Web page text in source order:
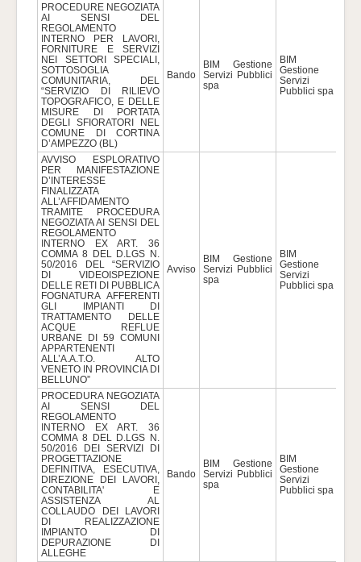
PROCEDURE NEGOZIATA
AI SENSI DEL
REGOLAMENTO
INTERNO PER LAVORI,
FORNITURE E SERVIZI
NEI SETTORI SPECIALI,
SOTTOSOGLIA
COMUNITARIA, DEL
“SERVIZIO DI RILIEVO
TOPOGRAFICO, E DELLE
MISURE DI PORTATA
DEGLI SFIORATORI NEL
COMUNE DI CORTINA
D’AMPEZZO (BL)
Bando
BIM Gestione
Servizi Pubblici
spa
BIM
Gestione
Servizi
Pubblici spa
AVVISO ESPLORATIVO
PER MANIFESTAZIONE
D’INTERESSE
FINALIZZATA
ALL’AFFIDAMENTO
TRAMITE PROCEDURA
NEGOZIATA AI SENSI DEL
REGOLAMENTO
INTERNO EX ART. 36
COMMA 8 DEL D.LGS N.
50/2016 DEL “SERVIZIO
DI VIDEOISPEZIONE
DELLE RETI DI PUBBLICA
FOGNATURA AFFERENTI
GLI IMPIANTI DI
TRATTAMENTO DELLE
ACQUE REFLUE
URBANE DI 59 COMUNI
APPARTENENTI
ALL’A.A.T.O. ALTO
VENETO IN PROVINCIA DI
BELLUNO”
Avviso
BIM Gestione
Servizi Pubblici
spa
BIM
Gestione
Servizi
Pubblici spa
PROCEDURA NEGOZIATA
AI SENSI DEL
REGOLAMENTO
INTERNO EX ART. 36
COMMA 8 DEL D.LGS N.
50/2016 DEI SERVIZI DI
PROGETTAZIONE
DEFINITIVA, ESECUTIVA,
DIREZIONE DEI LAVORI,
CONTABILITA' E
ASSISTENZA AL
COLLAUDO DEI LAVORI
DI REALIZZAZIONE
IMPIANTO DI
DEPURAZIONE DI
ALLEGHE
Bando
BIM Gestione
Servizi Pubblici
spa
BIM
Gestione
Servizi
Pubblici spa